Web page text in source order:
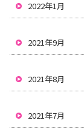
2022年1月
2021年9月
2021年8月
2021年7月